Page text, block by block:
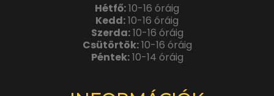
Hétfő:10-16 óráig
Kedd:10-16 óráig
Szerda:10-16 óráig
Csütörtök:10-16 óráig
Péntek:10-14 óráig